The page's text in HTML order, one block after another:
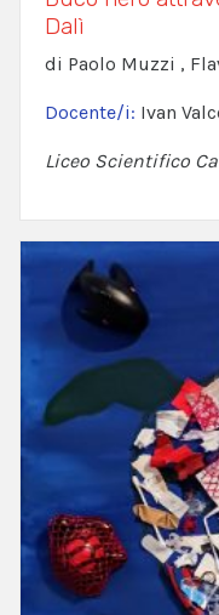
Dalì
di Paolo Muzzi ,
Docente/i: Ivan
Liceo Scientifico